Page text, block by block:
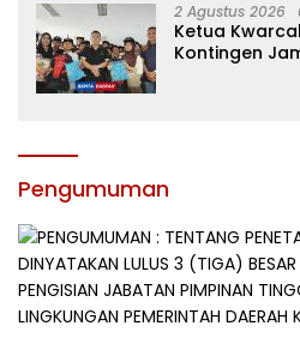
2 Agustus 2026
Ketua
Kontingen
Pengumuman